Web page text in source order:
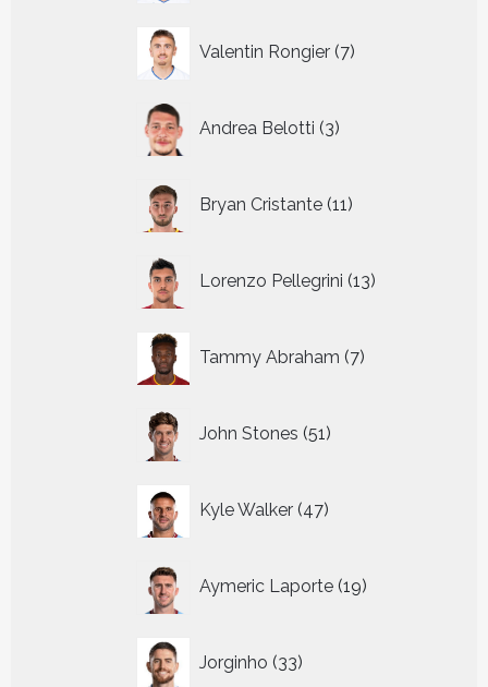
Valentin Rongier 7
producten
Andrea Belotti 3
producten
Bryan Cristante 11
producten
Lorenzo Pellegrini 13
producten
Tammy Abraham 7
producten
John Stones 51
producten
Kyle Walker 47
producten
Aymeric Laporte 19
producten
Jorginho 33
producten